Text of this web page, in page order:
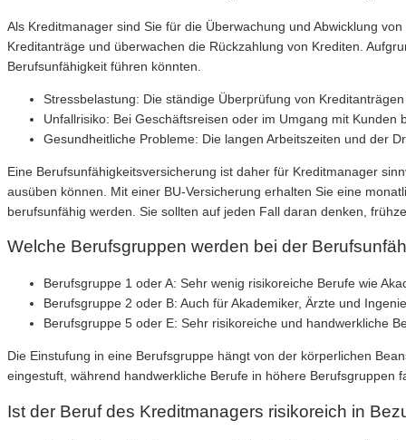
Als Kreditmanager sind Sie für die Überwachung und Abwicklung
Kreditanträge und überwachen die Rückzahlung von Krediten.
Berufsunfähigkeit führen könnten.
Stressbelastung: Die ständige Überprüfung von
Unfallrisiko: Bei Geschäftsreisen oder im Umgang mit
Gesundheitliche Probleme: Die langen Arbeitszeiten und der
Eine Berufsunfähigkeitsversicherung ist daher für Kreditmanager
ausüben können. Mit einer BU-Versicherung erhalten Sie eine
berufsunfähig werden. Sie sollten auf jeden Fall daran denken,
Welche Berufsgruppen werden bei der
Berufsgruppe 1 oder A: Sehr wenig risikoreiche Berufe wie
Berufsgruppe 2 oder B: Auch für Akademiker, Ärzte und
Berufsgruppe 5 oder E: Sehr risikoreiche und handwerkliche
Die Einstufung in eine Berufsgruppe hängt von der körperlichen
eingestuft, während handwerkliche Berufe in höhere Berufsgruppen
Ist der Beruf des Kreditmanagers risikoreich in